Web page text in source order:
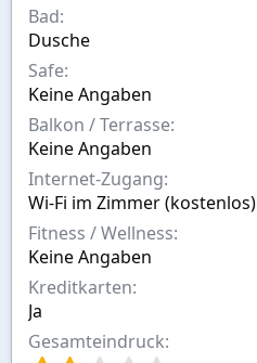
Bad
Dusche
Safe
Keine Angaben
Balkon / Terrasse
Keine Angaben
Internet-Zugang
Wi-Fi im Zimmer (kostenlos)
Fitness / Wellness
Keine Angaben
Kreditkarten
Ja
Gesamteindruck